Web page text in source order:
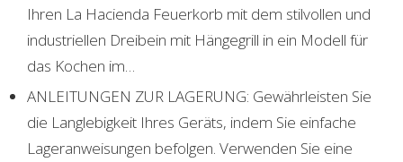
Ihren La Hacienda Feuerkorb mit dem stilvollen und
industriellen Dreibein mit Hängegrill in ein Modell für
das Kochen im…
ANLEITUNGEN ZUR LAGERUNG: Gewährleisten Sie
die Langlebigkeit Ihres Geräts, indem Sie einfache
Lageranweisungen befolgen. Verwenden Sie eine